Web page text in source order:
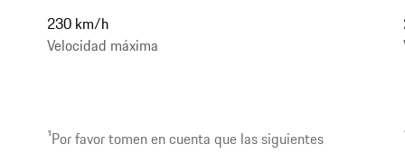
230 km/h
Velocidad máxima
1Por favor tomen en cuenta que las siguientes